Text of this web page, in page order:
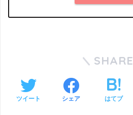
SHARE
ツイート シェア はてブ